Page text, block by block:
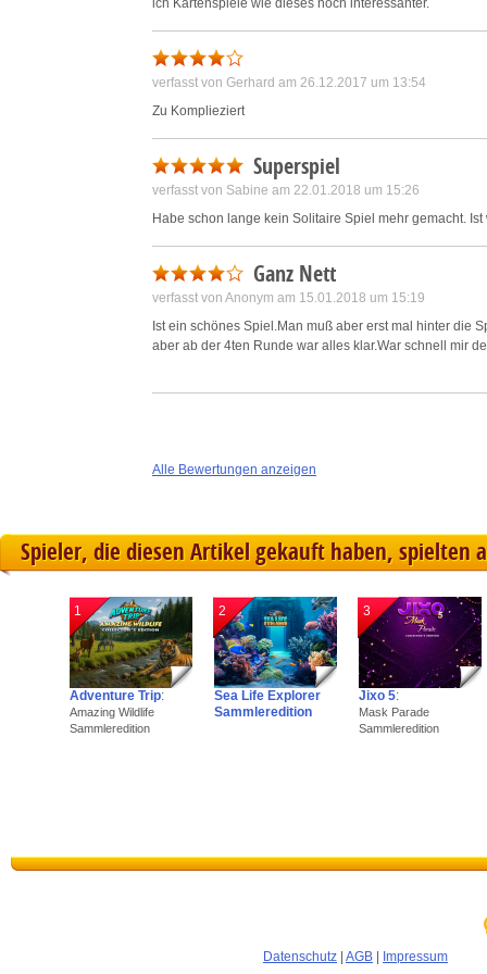
ich Kartenspiele wie dieses noch interessanter.
verfasst von Gerhard am 26.12.2017 um 13:54
Zu Komplieziert
Superspiel
verfasst von Sabine am 22.01.2018 um 15:26
Habe schon lange kein Solitaire Spiel mehr gemacht.
Ganz Nett
verfasst von Anonym am 15.01.2018 um 15:19
Ist ein schönes Spiel.Man muß aber erst mal hinter die
aber ab der 4ten Runde war alles klar.War schnell mir
Alle Bewertungen anzeigen
Spieler, die diesen Artikel gekauft haben, spielten
1
Adventure Trip:
Amazing Wildlife
Sammleredition
2
Sea Life Explorer
Sammleredition
3
Jixo 5:
Mask Parade
Sammleredition
Datenschutz AGB Impressum